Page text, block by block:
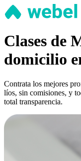
Clases de
domicilio
Contrata los mejores
líos, sin comisiones, y
total transparencia.